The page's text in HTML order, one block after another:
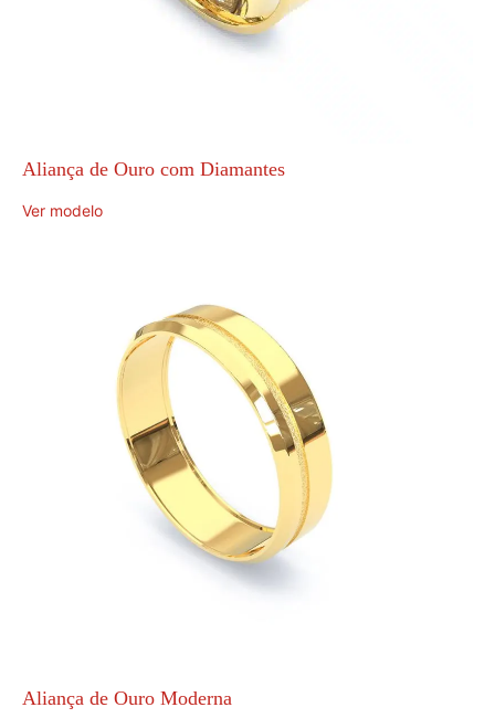
Aliança de Ouro com Diamantes
Ver modelo
Aliança de Ouro Moderna